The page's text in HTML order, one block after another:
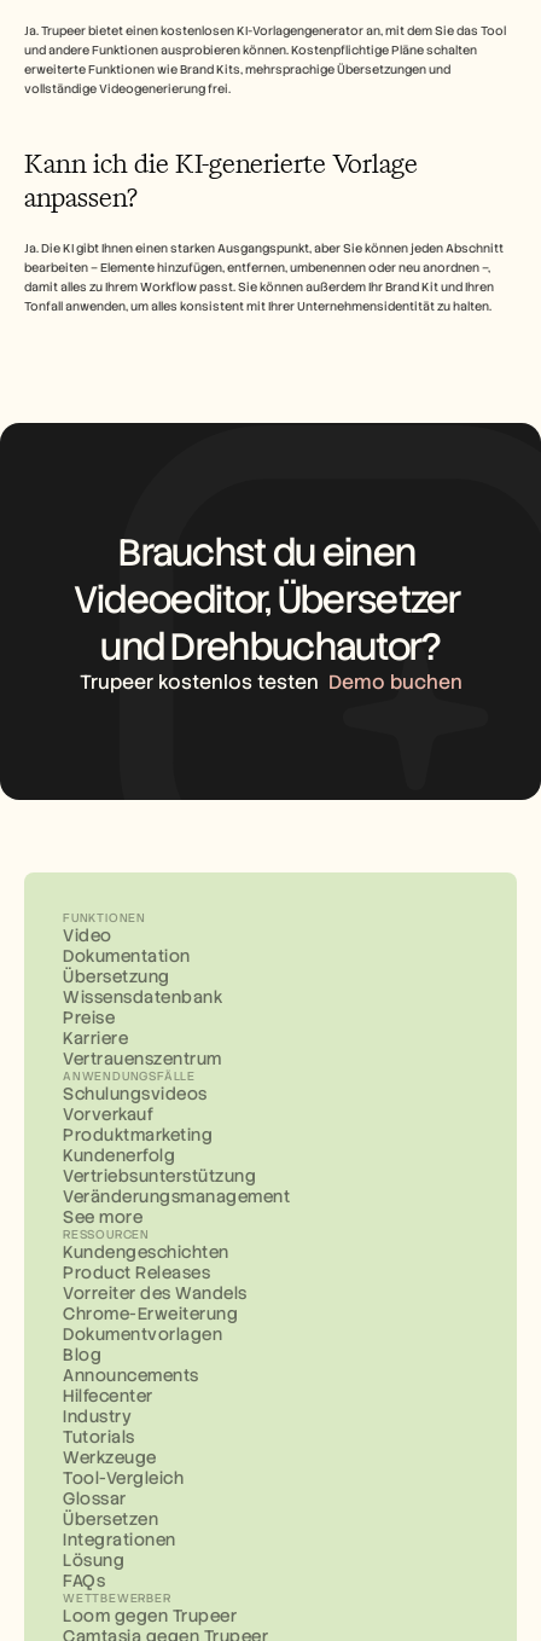
Ja. Trupeer bietet einen kostenlosen KI-Vorlagengenerator an, mit dem Sie das Tool
und andere Funktionen ausprobieren können. Kostenpflichtige Pläne schalten
erweiterte Funktionen wie Brand Kits, mehrsprachige Übersetzungen und
vollständige Videogenerierung frei.
Kann ich die KI-generierte Vorlage
anpassen?
Ja. Die KI gibt Ihnen einen starken Ausgangspunkt, aber Sie können jeden Abschnitt
bearbeiten – Elemente hinzufügen, entfernen, umbenennen oder neu anordnen –,
damit alles zu Ihrem Workflow passt. Sie können außerdem Ihr Brand Kit und Ihren
Tonfall anwenden, um alles konsistent mit Ihrer Unternehmensidentität zu halten.
Brauchst du einen
Videoeditor, Übersetzer
und Drehbuchautor?
Trupeer kostenlos testen Demo buchen
FUNKTIONEN
Video
Dokumentation
Übersetzung
Wissensdatenbank
Preise
Karriere
Vertrauenszentrum
ANWENDUNGSFÄLLE
Schulungsvideos
Vorverkauf
Produktmarketing
Kundenerfolg
Vertriebsunterstützung
Veränderungsmanagement
See more
RESSOURCEN
Kundengeschichten
Product Releases
Vorreiter des Wandels
Chrome-Erweiterung
Dokumentvorlagen
Blog
Announcements
Hilfecenter
Industry
Tutorials
Werkzeuge
Tool-Vergleich
Glossar
Übersetzen
Integrationen
Lösung
FAQs
WETTBEWERBER
Loom gegen Trupeer
Camtasia gegen Trupeer